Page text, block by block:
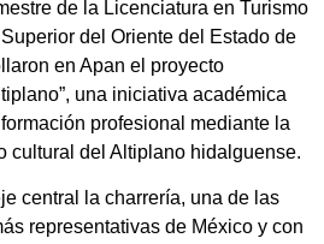
de la Licenciatura en Turismo
del Oriente del Estado de
en Apan el proyecto
una iniciativa académica
profesional mediante la
cultural del Altiplano hidalguense.
central la charrería, una de las
representativas de México y con